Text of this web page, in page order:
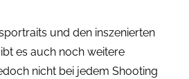
und den inszenierten
es auch noch weitere
nicht bei jedem Shooting